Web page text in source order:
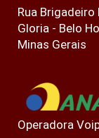
Rua
Gloria - Belo
Minas Gerais
Operadora